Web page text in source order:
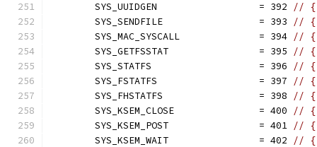
	SYS_UUIDGEN                  = 392
// {
	SYS_SENDFILE                 = 393
// {
	SYS_MAC_SYSCALL              = 394
// {
	SYS_GETFSSTAT                = 395
// {
	SYS_STATFS                   = 396
// {
	SYS_FSTATFS                  = 397
// {
	SYS_FHSTATFS                 = 398
// {
	SYS_KSEM_CLOSE               = 400
// {
	SYS_KSEM_POST                = 401
// {
	SYS_KSEM_WAIT                = 402
// {